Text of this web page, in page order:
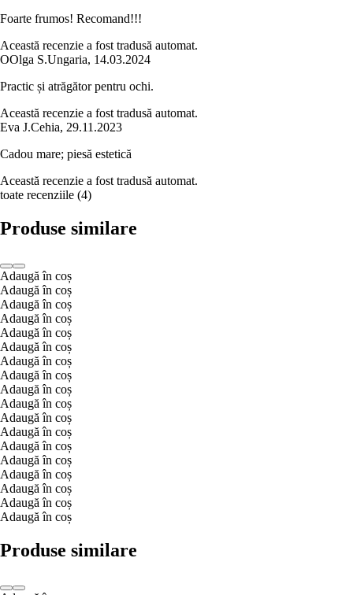
Foarte frumos! Recomand!!!
Această recenzie a fost tradusă automat.
OOlga S.Ungaria, 14.03.2024
Practic și atrăgător pentru ochi.
Această recenzie a fost tradusă automat.
Eva J.Cehia, 29.11.2023
Cadou mare; piesă estetică
Această recenzie a fost tradusă automat.
toate recenziile (4)
Produse similare
Adaugă în coș
Adaugă în coș
Adaugă în coș
Adaugă în coș
Adaugă în coș
Adaugă în coș
Adaugă în coș
Adaugă în coș
Adaugă în coș
Adaugă în coș
Adaugă în coș
Adaugă în coș
Adaugă în coș
Adaugă în coș
Adaugă în coș
Adaugă în coș
Adaugă în coș
Adaugă în coș
Produse similare